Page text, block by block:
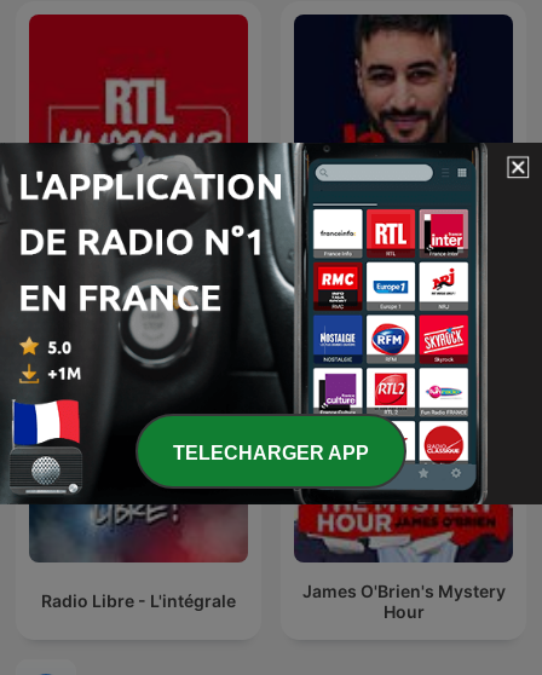
RTL Humour La riposte
Radio Libre - L'intégrale
James O'Brien's Mystery
Hour
TELECHARGER APP